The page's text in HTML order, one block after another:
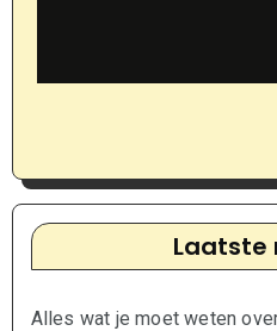
Laatste
Alles wat je moet weten